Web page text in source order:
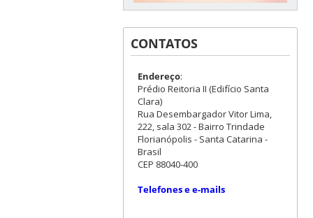
CONTATOS
Endereço:
Prédio Reitoria II (Edifício Santa
Clara)
Rua Desembargador Vitor Lima,
222, sala 302 - Bairro Trindade
Florianópolis - Santa Catarina -
Brasil
CEP 88040-400
Telefones e e-mails